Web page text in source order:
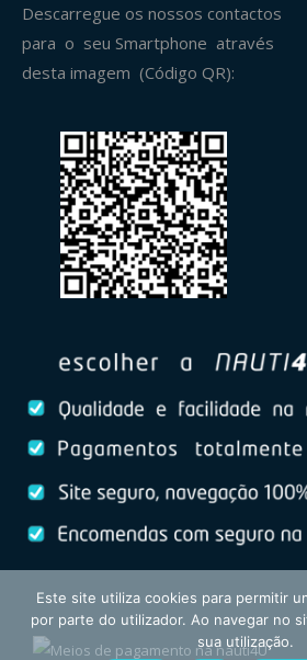
Descarregue os nossos contactos
para o seu Smartphone através
desta imagem (Código QR):
Este site utiliza cookies para permitir
por parte do utilizador. Ao navegar no
sua utilização.